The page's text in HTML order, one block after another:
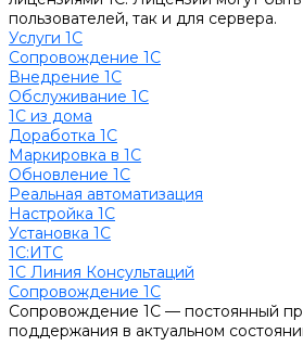
пользователей, так и для сервера.
Услуги 1С
Сопровождение 1С
Внедрение 1С
Обслуживание 1С
1С из дома
Доработка 1С
Маркировка в 1С
Обновление 1С
Реальная автоматизация
Настройка 1С
Установка 1С
1С:ИТС
1С Линия Консультаций
Сопровождение 1С
Сопровождение 1С — постоянный
поддержания в актуальном